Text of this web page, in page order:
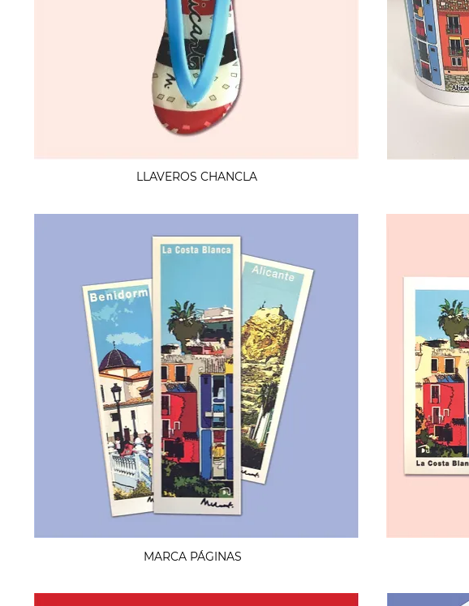
LLAVEROS CHANCLA
MARCA PÁGINAS